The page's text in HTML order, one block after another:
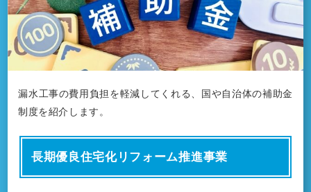
漏水工事の費用負担を軽減してくれる、国や自治体の補助金
制度を紹介します。
長期優良住宅化リフォーム推進事業